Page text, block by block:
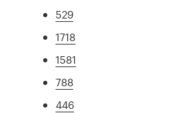
529
1718
1581
788
446